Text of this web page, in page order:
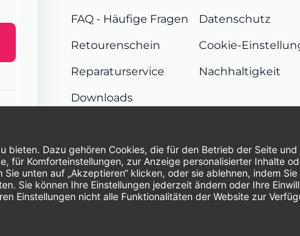
FAQ - Häufige Fragen
Retourenschein
Reparaturservice
Downloads
Datenschutz
Cookie-
Nachhaltigkeit